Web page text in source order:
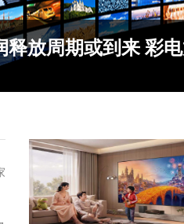
释放周期或到来 彩